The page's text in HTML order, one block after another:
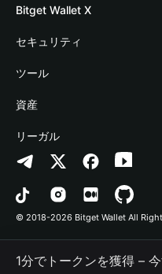
ブログ
アカデミー
暗号資産ニュース
Help Center
お問い合わせ
ブランドリソース
キャリア
Crypto Card
Stablecoin Earn
Payfi Crypto
Crypto Swap API
Altcoin Season Index
Prediction Markets
DApp
RWA
Bitget Wallet X
デベロッパー
ウォレットを接続
Bitget Wallet Pay
プロジェクトを掲載
セキュリティ
保護基金
セキュリティ技術
ツール
暗号資産を購入
認証検出
コントラクト検出
一括送金
資産
Arbitrum
Avalanche
Bitcoin
Polygon
リーガル
プライバシーポリシー
利用規約
© 2018-2026 Bitget Wallet All
1分でトークンを獲得 –